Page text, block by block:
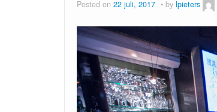
Posted on 22 juli, 2017 by lpieters